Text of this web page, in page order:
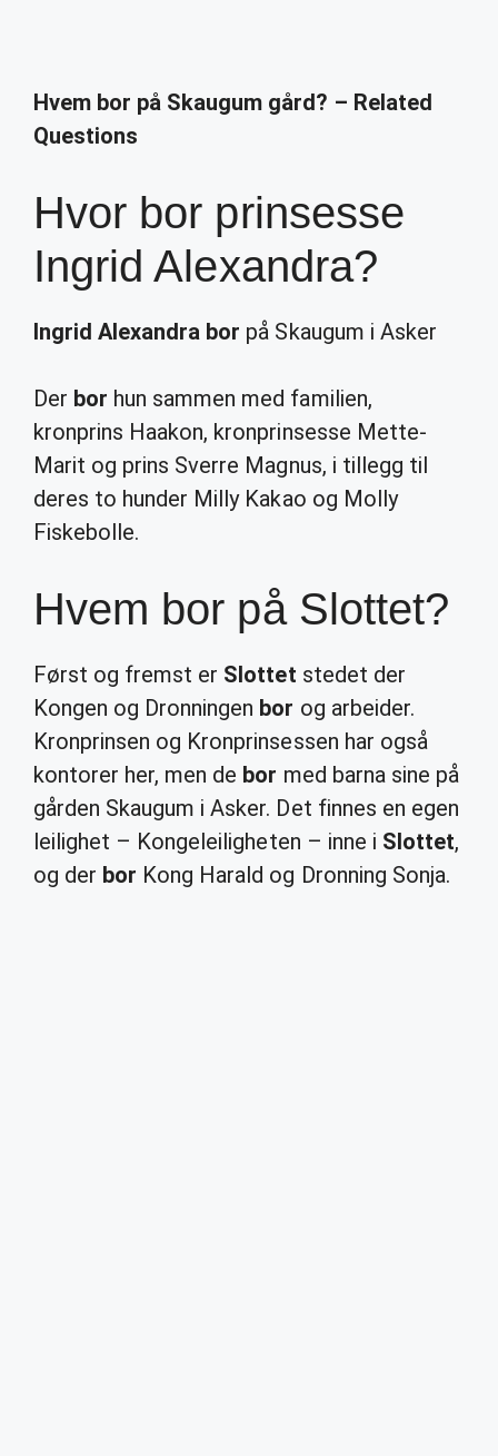
Hvem bor på Skaugum gård? – Related
Questions
Hvor bor prinsesse
Ingrid Alexandra?
Ingrid Alexandra bor på Skaugum i Asker
Der bor hun sammen med familien,
kronprins Haakon, kronprinsesse Mette-
Marit og prins Sverre Magnus, i tillegg til
deres to hunder Milly Kakao og Molly
Fiskebolle.
Hvem bor på Slottet?
Først og fremst er Slottet stedet der
Kongen og Dronningen bor og arbeider.
Kronprinsen og Kronprinsessen har også
kontorer her, men de bor med barna sine på
gården Skaugum i Asker. Det finnes en egen
leilighet – Kongeleiligheten – inne i Slottet,
og der bor Kong Harald og Dronning Sonja.